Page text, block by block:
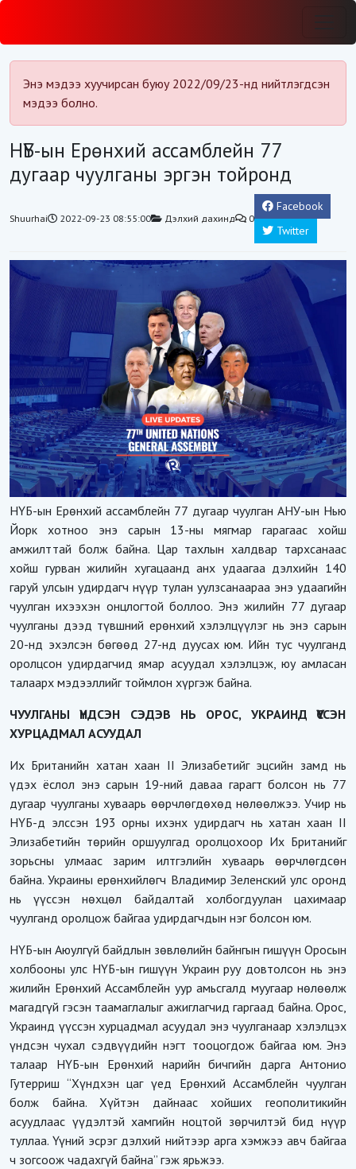
Энэ мэдээ хуучирсан буюу 2022/09/23-нд нийтлэгдсэн
мэдээ болно.
НҮБ-ын Ерөнхий ассамблейн 77
дугаар чуулганы эргэн тойронд
Shuurhai 2022-09-23 08:55:00 Дэлхий дахинд 0
Facebook
Twitter
НҮБ-ын Ерөнхий ассамблейн 77 дугаар чуулган АНУ-ын Нью
Йорк хотноо энэ сарын 13-ны мягмар гарагаас хойш
амжилттай болж байна. Цар тахлын халдвар тархсанаас
хойш гурван жилийн хугацаанд анх удаагаа дэлхийн 140
гаруй улсын удирдагч нүүр тулан уулзсанаараа энэ удаагийн
чуулган ихээхэн онцлогтой боллоо. Энэ жилийн 77 дугаар
чуулганы дээд түвшний ерөнхий хэлэлцүүлэг нь энэ сарын
20-нд эхэлсэн бөгөөд 27-нд дуусах юм. Ийн тус чуулганд
оролцсон удирдагчид ямар асуудал хэлэлцэж, юу амласан
талаарх мэдээллийг тоймлон хүргэж байна.
ЧУУЛГАНЫ ҮНДСЭН СЭДЭВ НЬ ОРОС, УКРАИНД ҮҮССЭН
ХУРЦАДМАЛ АСУУДАЛ
Их Британийн хатан хаан II Элизабетийг эцсийн замд нь
үдэх ёслол энэ сарын 19-ний даваа гарагт болсон нь 77
дугаар чуулганы хуваарь өөрчлөгдөхөд нөлөөлжээ. Учир нь
НҮБ-д элссэн 193 орны ихэнх удирдагч нь хатан хаан II
Элизабетийн төрийн оршуулгад оролцохоор Их Британийг
зорьсны улмаас зарим илтгэлийн хуваарь өөрчлөгдсөн
байна. Украины ерөнхийлөгч Владимир Зеленский улс оронд
нь үүссэн нөхцөл байдалтай холбогдуулан цахимаар
чуулганд оролцож байгаа удирдагчдын нэг болсон юм.
НҮБ-ын Аюулгүй байдлын зөвлөлийн байнгын гишүүн Оросын
холбооны улс НҮБ-ын гишүүн Украин руу довтолсон нь энэ
жилийн Ерөнхий Ассамблейн уур амьсгалд муугаар нөлөөлж
магадгүй гэсэн таамаглалыг ажиглагчид гаргаад байна. Орос,
Украинд үүссэн хурцадмал асуудал энэ чуулганаар хэлэлцэх
үндсэн чухал сэдвүүдийн нэгт тооцогдож байгаа юм. Энэ
талаар НҮБ-ын Ерөнхий нарийн бичгийн дарга Антонио
Гутерриш “Хүндхэн цаг үед Ерөнхий Ассамблейн чуулган
болж байна. Хүйтэн дайнаас хойших геополитикийн
асуудлаас үүдэлтэй хамгийн ноцтой зөрчилтэй бид нүүр
туллаа. Үүний эсрэг дэлхий нийтээр арга хэмжээ авч байгаа
ч зогсоож чадахгүй байна” гэж ярьжээ.